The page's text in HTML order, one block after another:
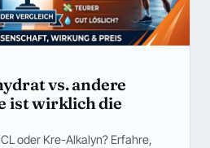
vs. andere
ist wirklich die
oder Kre-Alkalyn? Erfahre,